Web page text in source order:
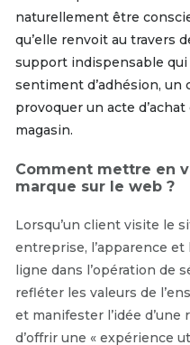
naturellement être
qu’elle renvoit au travers
support indispensable
sentiment d’adhésion, un
provoquer un acte
magasin.
Comment mettre en
marque sur le web ?
Lorsqu’un client visite le
entreprise, l’apparence
ligne dans l’opération de
refléter les valeurs de
et manifester l’idée d’une
d’offrir une « expérience